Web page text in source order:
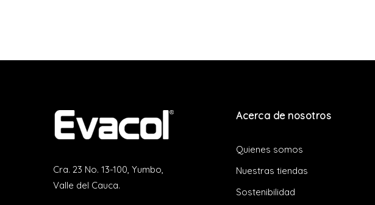
Cra. 23 No. 13-100, Yumbo,
Valle del Cauca.
Acerca de nosotros
Quienes somos
Nuestras tiendas
Sostenibilidad